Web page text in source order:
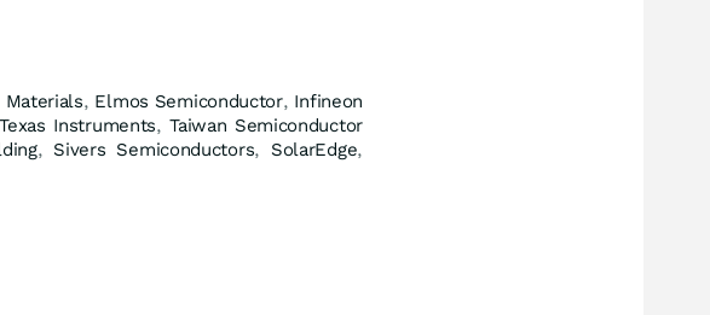
, Elmos Semiconductor, Infineon
Texas Instruments,Taiwan Semiconductor
, Sivers Semiconductors, SolarEdge,